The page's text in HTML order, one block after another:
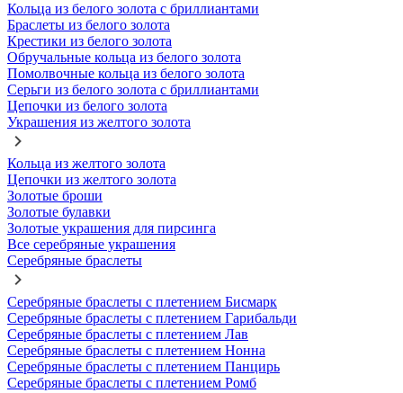
Кольца из белого золота с бриллиантами
Браслеты из белого золота
Крестики из белого золота
Обручальные кольца из белого золота
Помолвочные кольца из белого золота
Серьги из белого золота с бриллиантами
Цепочки из белого золота
Украшения из желтого золота
Кольца из желтого золота
Цепочки из желтого золота
Золотые броши
Золотые булавки
Золотые украшения для пирсинга
Все серебряные украшения
Серебряные браслеты
Серебряные браслеты с плетением Бисмарк
Серебряные браслеты с плетением Гарибальди
Серебряные браслеты с плетением Лав
Серебряные браслеты с плетением Нонна
Серебряные браслеты с плетением Панцирь
Серебряные браслеты с плетением Ромб